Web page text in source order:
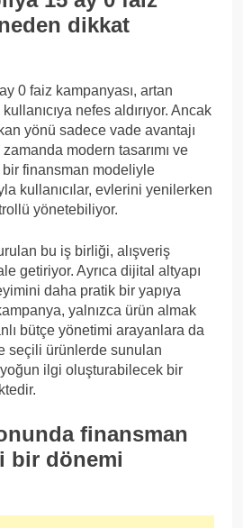
dikkat
0 faiz kampanyası, artan
nefes aldırıyor. Ancak
yönü sadece vade avantajı
modern tasarımı ve
finansman modeliyle
kullanıcılar, evlerini yenilerken
yönetebiliyor.
bu iş birliği, alışveriş
getiriyor. Ayrıca dijital altyapı
daha pratik bir yapıya
yalnızca ürün almak
bütçe yönetimi arayanlara da
seçili ürünlerde sunulan
ilgi oluşturabilecek bir
finansman
bir dönemi